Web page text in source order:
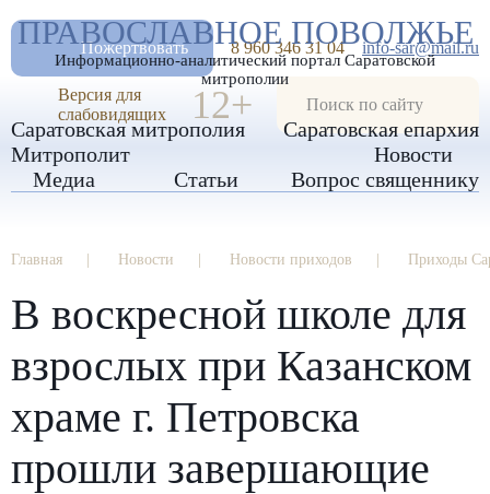
РАЗМЕР ШРИФТА А А А
ИЗОБРАЖЕНИЯ
ПРАВОСЛАВНОЕ ПОВОЛЖЬЕ
Информационно-аналитический портал Саратовской
митрополии
Пожертвовать 8 960 346 31 04 info-sar@mail.ru
Версия для
слабовидящих
12+
Саратовская митрополия
Саратовская епархия
Митрополит
Новости
Медиа
Статьи Вопрос священнику
Главная Новости Новости приходов Приходы
В воскресной школе для
взрослых при Казанском
храме г. Петровска
прошли завершающие